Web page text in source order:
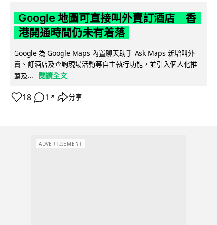
Google 地圖可直接叫外賣訂酒店 香
港開通時間仍未有着落
Google 為 Google Maps 內置聊天助手 Ask Maps 新增叫外
賣、訂酒店及查詢現場活動等自主執行功能，並引入個人化推
薦及...
閱讀全文
18 1 ↗ 分享
ADVERTISEMENT